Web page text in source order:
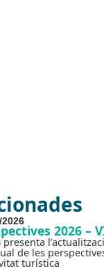
2026
2026 –
presenta
de les
turística